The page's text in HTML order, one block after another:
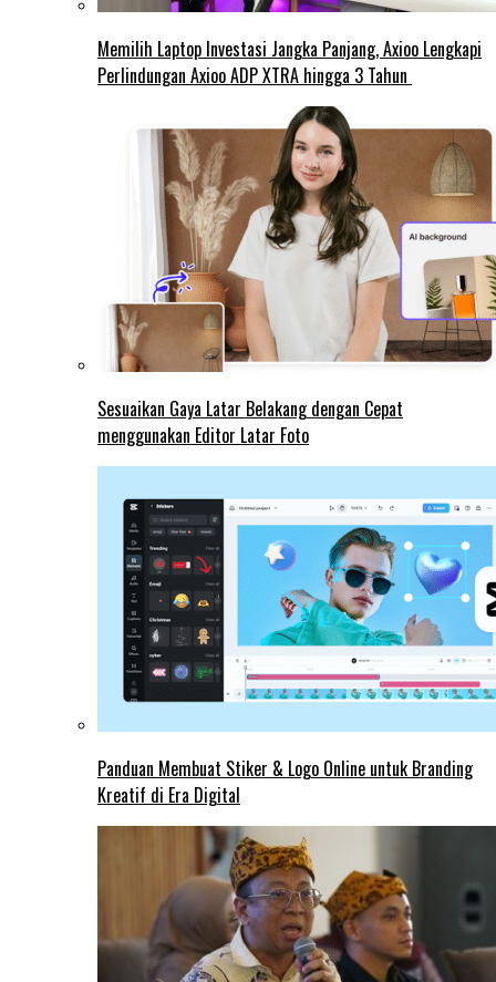
Memilih Laptop Investasi Jangka Panjang, Axioo Lengkapi
Perlindungan Axioo ADP XTRA hingga 3 Tahun
Sesuaikan Gaya Latar Belakang dengan Cepat
menggunakan Editor Latar Foto
Panduan Membuat Stiker & Logo Online untuk Branding
Kreatif di Era Digital